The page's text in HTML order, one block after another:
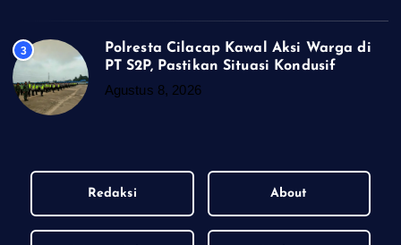
3
Polresta Cilacap Kawal Aksi Warga di
PT S2P, Pastikan Situasi Kondusif
Agustus 8, 2026
Redaksi About